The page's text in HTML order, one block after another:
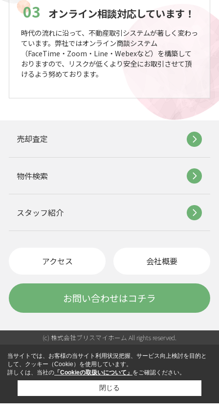
03 オンライン相談対応しています！
時代の流れに沿って、不動産取引システムが著しく変わっ
ています。弊社ではオンライン商談システム
（FaceTime・Zoom・Line・Webexなど）を構築して
おりますので、リスクが低くより安全にお取引させて頂
けるよう努めております。
売却査定
物件検索
スタッフ紹介
アクセス 会社概要
お問い合わせはコチラ
(c) 株式会社ブリスマイホーム All rights reserved.
当サイトでは、お客様の当サイト利用状況把握、サービス向上検討を目的と
して、クッキー（Cookie）を使用しています。
詳しくは、当社の 「Cookieの取扱いについて」 をご確認ください。
閉じる